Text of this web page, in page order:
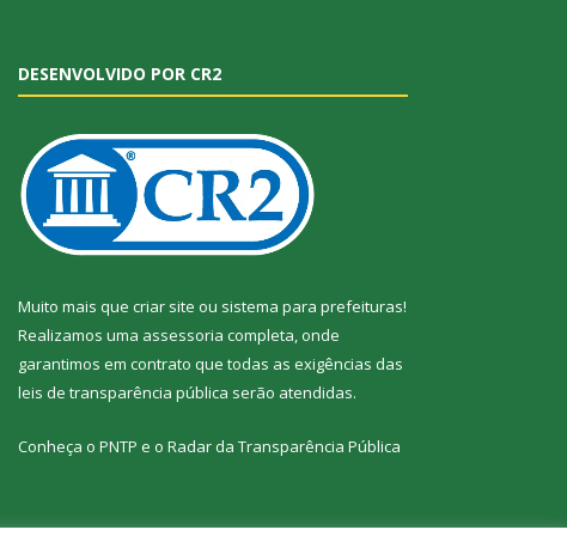
DESENVOLVIDO POR CR2
Muito mais que criar site ou sistema para prefeituras!
Realizamos uma assessoria completa, onde
garantimos em contrato que todas as exigências das
leis de transparência pública serão atendidas.
Conheça o PNTP e o Radar da Transparência Pública